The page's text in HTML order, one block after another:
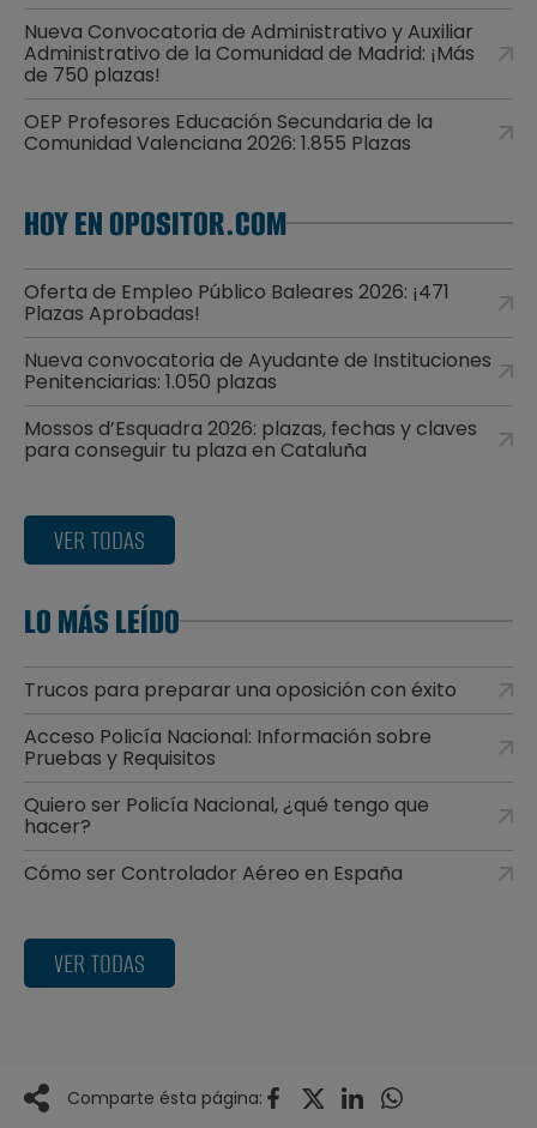
Nueva Convocatoria de Administrativo y Auxiliar
Administrativo de la Comunidad de Madrid: ¡Más
de 750 plazas!
OEP Profesores Educación Secundaria de la
Comunidad Valenciana 2026: 1.855 Plazas
HOY EN OPOSITOR.COM
Oferta de Empleo Público Baleares 2026: ¡471
Plazas Aprobadas!
Nueva convocatoria de Ayudante de Instituciones
Penitenciarias: 1.050 plazas
Mossos d’Esquadra 2026: plazas, fechas y claves
para conseguir tu plaza en Cataluña
VER TODAS
LO MÁS LEÍDO
Trucos para preparar una oposición con éxito
Acceso Policía Nacional: Información sobre
Pruebas y Requisitos
Quiero ser Policía Nacional, ¿qué tengo que
hacer?
Cómo ser Controlador Aéreo en España
VER TODAS
Comparte ésta página: